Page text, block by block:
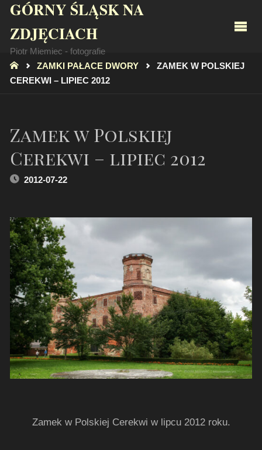
GÓRNY ŚLĄSK NA
ZDJĘCIACH
Piotr Miemiec - fotografie
STRONA
GŁÓWNA
ZAMKI PAŁACE DWORY
ZAMEK W POLSKIEJ
CEREKWI – LIPIEC 2012
Zamek w Polskiej
Cerekwi – lipiec 2012
2012-07-22
Zamek w Polskiej Cerekwi w lipcu 2012 roku.